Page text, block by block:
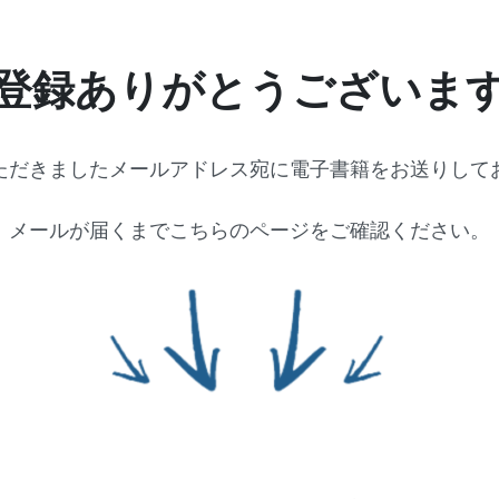
録ありがとうございます
だきましたメールアドレス宛に電子書籍をお送りして
メールが届くまでこちらのページをご確認ください。